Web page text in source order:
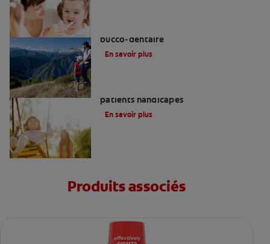
bucco-dentaire
En savoir plus
patients handicapés
En savoir plus
Produits associés